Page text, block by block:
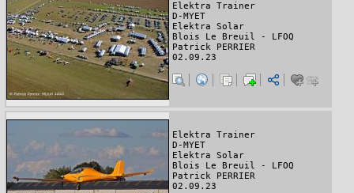
Elektra Trainer
D-MYET
Elektra Solar
Blois Le Breuil - LFOQ
Patrick PERRIER
02.09.23
Elektra Trainer
D-MYET
Elektra Solar
Blois Le Breuil - LFOQ
Patrick PERRIER
02.09.23